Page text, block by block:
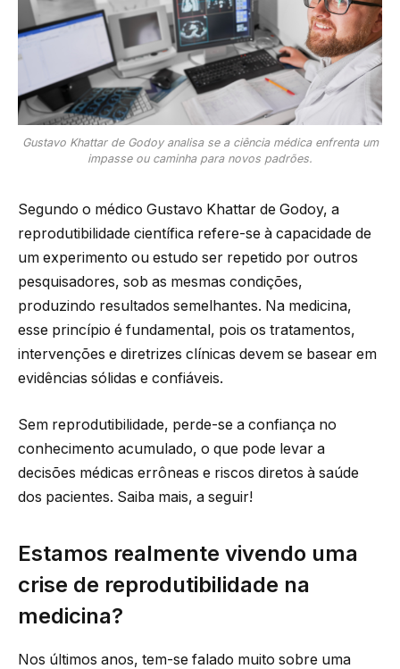
Gustavo Khattar de Godoy analisa se a ciência médica enfrenta um
impasse ou caminha para novos padrões.
Segundo o médico Gustavo Khattar de Godoy, a
reprodutibilidade científica refere-se à capacidade de
um experimento ou estudo ser repetido por outros
pesquisadores, sob as mesmas condições,
produzindo resultados semelhantes. Na medicina,
esse princípio é fundamental, pois os tratamentos,
intervenções e diretrizes clínicas devem se basear em
evidências sólidas e confiáveis.
Sem reprodutibilidade, perde-se a confiança no
conhecimento acumulado, o que pode levar a
decisões médicas errôneas e riscos diretos à saúde
dos pacientes. Saiba mais, a seguir!
Estamos realmente vivendo uma
crise de reprodutibilidade na
medicina?
Nos últimos anos, tem-se falado muito sobre uma